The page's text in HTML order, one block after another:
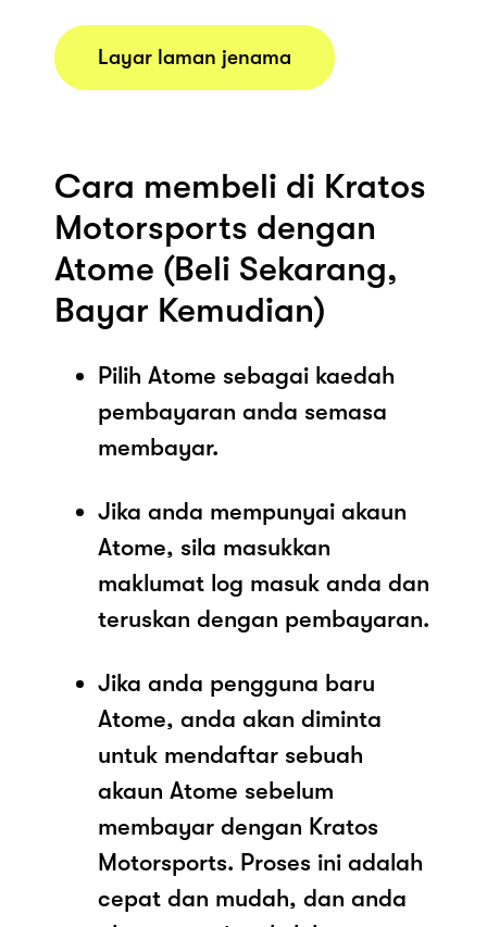
Layar laman jenama
Cara membeli di Kratos
Motorsports dengan
Atome (Beli Sekarang,
Bayar Kemudian)
Pilih Atome sebagai kaedah
pembayaran anda semasa
membayar.
Jika anda mempunyai akaun
Atome, sila masukkan
maklumat log masuk anda dan
teruskan dengan pembayaran.
Jika anda pengguna baru
Atome, anda akan diminta
untuk mendaftar sebuah
akaun Atome sebelum
membayar dengan Kratos
Motorsports. Proses ini adalah
cepat dan mudah, dan anda